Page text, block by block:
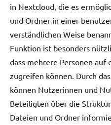
in Nextcloud, die es
und Ordner in einer
verständlichen Weise
Funktion ist besonders
dass mehrere Personen auf
zugreifen können. Durch
können Nutzerinnen und
Beteiligten über die
Dateien und Ordner